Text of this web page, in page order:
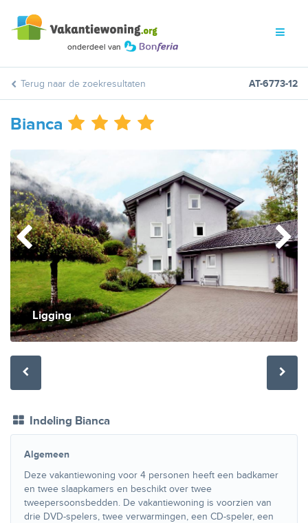
Terug naar de zoekresultaten AT-6773-12
Bianca
Ligging
Indeling Bianca
Algemeen
Deze vakantiewoning voor 4 personen heeft een badkamer
en twee slaapkamers en beschikt over twee
tweepersoonsbedden. De vakantiewoning is voorzien van
drie DVD-spelers, twee verwarmingen, een CD-speler, een